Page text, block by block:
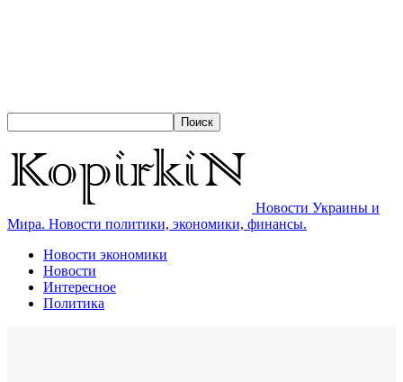
Новости Украины и
Мира. Новости политики, экономики, финансы.
Новости экономики
Новости
Интересное
Политика